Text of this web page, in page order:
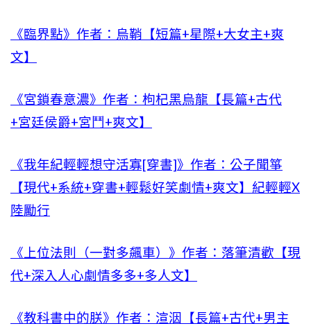
《臨界點》作者：烏鞘【短篇+星際+大女主+爽
文】
《宮鎖春意濃》作者：枸杞黑烏龍【長篇+古代
+宮廷侯爵+宮鬥+爽文】
《我年紀輕輕想守活寡[穿書]》作者：公子聞箏
【現代+系統+穿書+輕鬆好笑劇情+爽文】紀輕輕X
陸勵行
《上位法則（一對多飆車）》作者：落筆清歡【現
代+深入人心劇情多多+多人文】
《教科書中的朕》作者：渲洇【長篇+古代+男主